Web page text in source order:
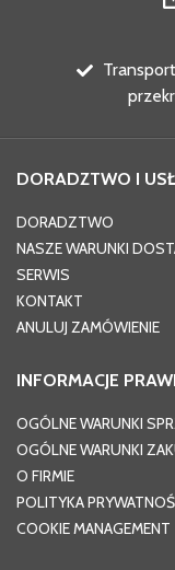
DORADZTWO I
DORADZTWO
NASZE WARUNKI
SERWIS
KONTAKT
ANULUJ ZAMÓWIENIE
INFORMACJE
OGÓLNE WARUNKI
OGÓLNE WARUNKI
O FIRMIE
POLITYKA
COOKIE MANAGEMENT